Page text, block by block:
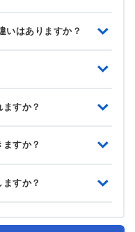
いはありますか？
すか？
すか？
すか？